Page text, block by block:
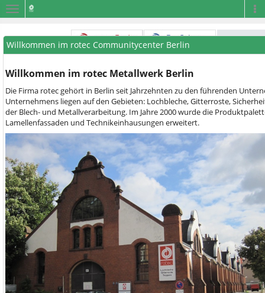
Navigation
Willkommen im rotec Communitycenter Berlin
Willkommen im rotec Metallwerk Berlin
Die Firma rotec gehört in Berlin seit Jahrzehnten zu den führenden
Unternehmens liegen auf den Gebieten: Lochbleche, Gitterroste,
der Blech- und Metallverarbeitung. Im Jahre 2000 wurde die
Lamellenfassaden und Technikeinhausungen erweitert.